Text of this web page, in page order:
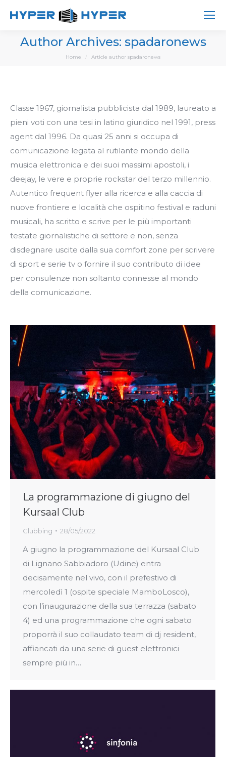
Author Archives: spadaronews
You are here:
Home Article author spadaronews
Classe 1967, giornalista pubblicista dal 1989, laureato a
pieni voti con una tesi in latino giuridico nel 1991, press
agent dal 1996. Da quasi 25 anni si occupa di
comunicazione legata al rutilante mondo della
musica elettronica e dei suoi massimi apostoli, i
deejay, le vere e proprie rockstar del terzo millennio.
Autentico frequent flyer alla ricerca e alla caccia di
nuove frontiere e località che ospitino festival e raduni
musicali, ha scritto e scrive per le più importanti
testate giornalistiche di settore e non, senza
disdegnare uscite dalla sua comfort zone per scrivere
di sport e serie tv o fornire il suo contributo di idee
per consulenze non soltanto connesse al mondo
della comunicazione.
La programmazione di giugno del
Kursaal Club
Clubbing 28/05/2022
A giugno la programmazione del Kursaal Club
di Lignano Sabbiadoro (Udine) entra
decisamente nel vivo, con il prefestivo di
mercoledì 1 (ospite speciale MamboLosco),
con l’inaugurazione della sua terrazza (sabato
4) ed una programmazione che ogni sabato
proporrà il suo collaudato team di dj resident,
affiancati da una serie di guest elettronici
sempre più in…